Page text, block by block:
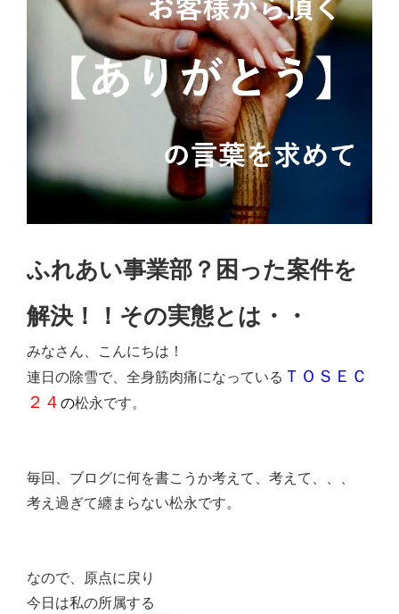
ふれあい事業部？困った案件を
解決！！その実態とは・・
みなさん、こんにちは！
連日の除雪で、全身筋肉痛になっている ＴＯＳＥＣ
２４ の松永です。
毎回、ブログに何を書こうか考えて、考えて、、、
考え過ぎて纏まらない松永です。
なので、原点に戻り
今日は私の所属する